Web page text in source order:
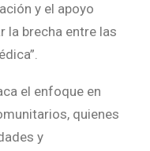
y el apoyo
la brecha entre las
el enfoque en
quienes
y